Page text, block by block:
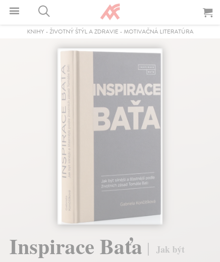
KNIHY- ŽIVOTNÝ ŠTÝL A ZDRAVIE- MOTIVAČNÁ LITERATÚRA
Inspirace Baťa
Jak být